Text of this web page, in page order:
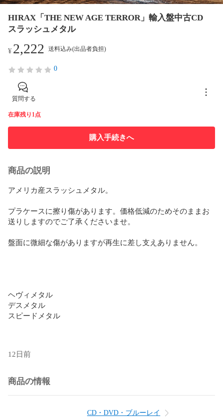
HIRAX「THE NEW AGE TERROR」輸入盤中古CD
スラッシュメタル
¥2,222 送料込み(出品者負担)
0
質問する
在庫残り1点
購入手続きへ
商品の説明
アメリカ産スラッシュメタル。
プラケースに擦り傷があります。価格低減のためそのままお
送りしますのでご了承くださいませ。
盤面に微細な傷がありますが再生に差し支えありません。
ヘヴィメタル
デスメタル
スピードメタル
12日前
商品の情報
CD・DVD・ブルーレイ